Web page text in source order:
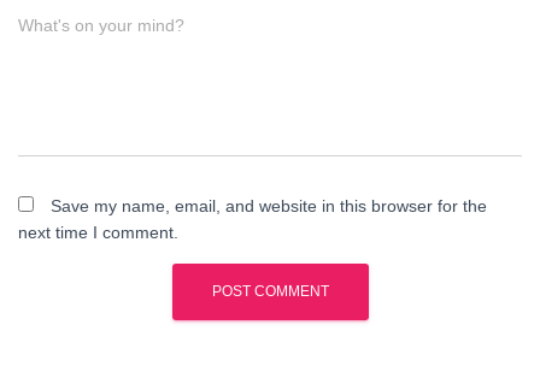
What's on your mind?
Save my name, email, and website in this browser for the
next time I comment.